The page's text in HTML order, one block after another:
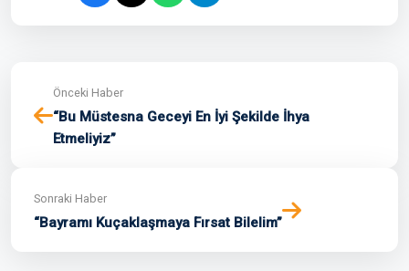
Önceki Haber
“Bu Müstesna Geceyi En İyi Şekilde İhya
Etmeliyiz”
Sonraki Haber
“Bayramı Kuçaklaşmaya Fırsat Bilelim”